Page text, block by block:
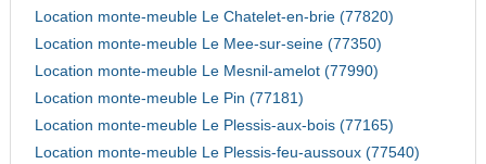
Location monte-meuble Le Chatelet-en-brie (77820)
Location monte-meuble Le Mee-sur-seine (77350)
Location monte-meuble Le Mesnil-amelot (77990)
Location monte-meuble Le Pin (77181)
Location monte-meuble Le Plessis-aux-bois (77165)
Location monte-meuble Le Plessis-feu-aussoux (77540)